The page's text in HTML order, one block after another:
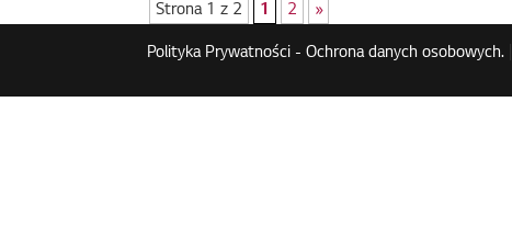
Strona 1 z 2 1 2 »
Polityka Prywatności - Ochrona danych osobowych.